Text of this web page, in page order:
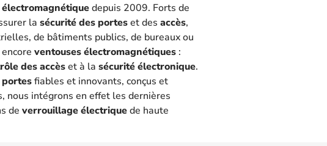
électromagnétiquedepuis 2009. Forts de
la sécurité des porteset des accès,
de bâtiments publics, de bureaux ou
ventouses électromagnétiques :
des accèset à la sécurité électronique.
fiables et innovants, conçus et
nous intégrons en effet les dernières
de verrouillage électriquede haute